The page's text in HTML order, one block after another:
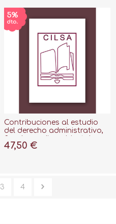
Contribuciones al estudio
del derecho administrativo,
romano
47,50 €
3 4